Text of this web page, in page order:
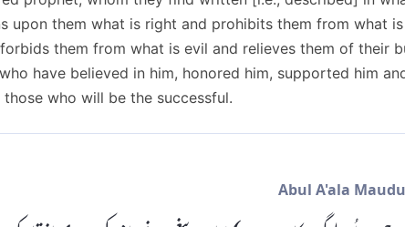
upon them what is right and prohibits them from what
them from what is evil and relieves them of their
have believed in him, honored him, supported him
who will be the successful.